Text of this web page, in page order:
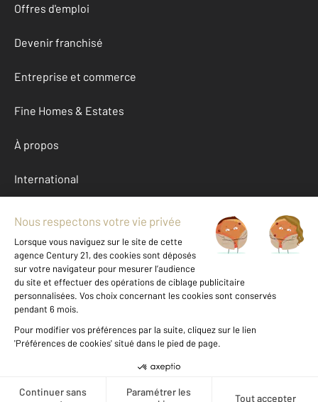
Offres d'emploi
Devenir franchisé
Entreprise et commerce
Fine Homes & Estates
À propos
International
Mentions légales & CGU et Barèmes d'honoraires
Données personnelles